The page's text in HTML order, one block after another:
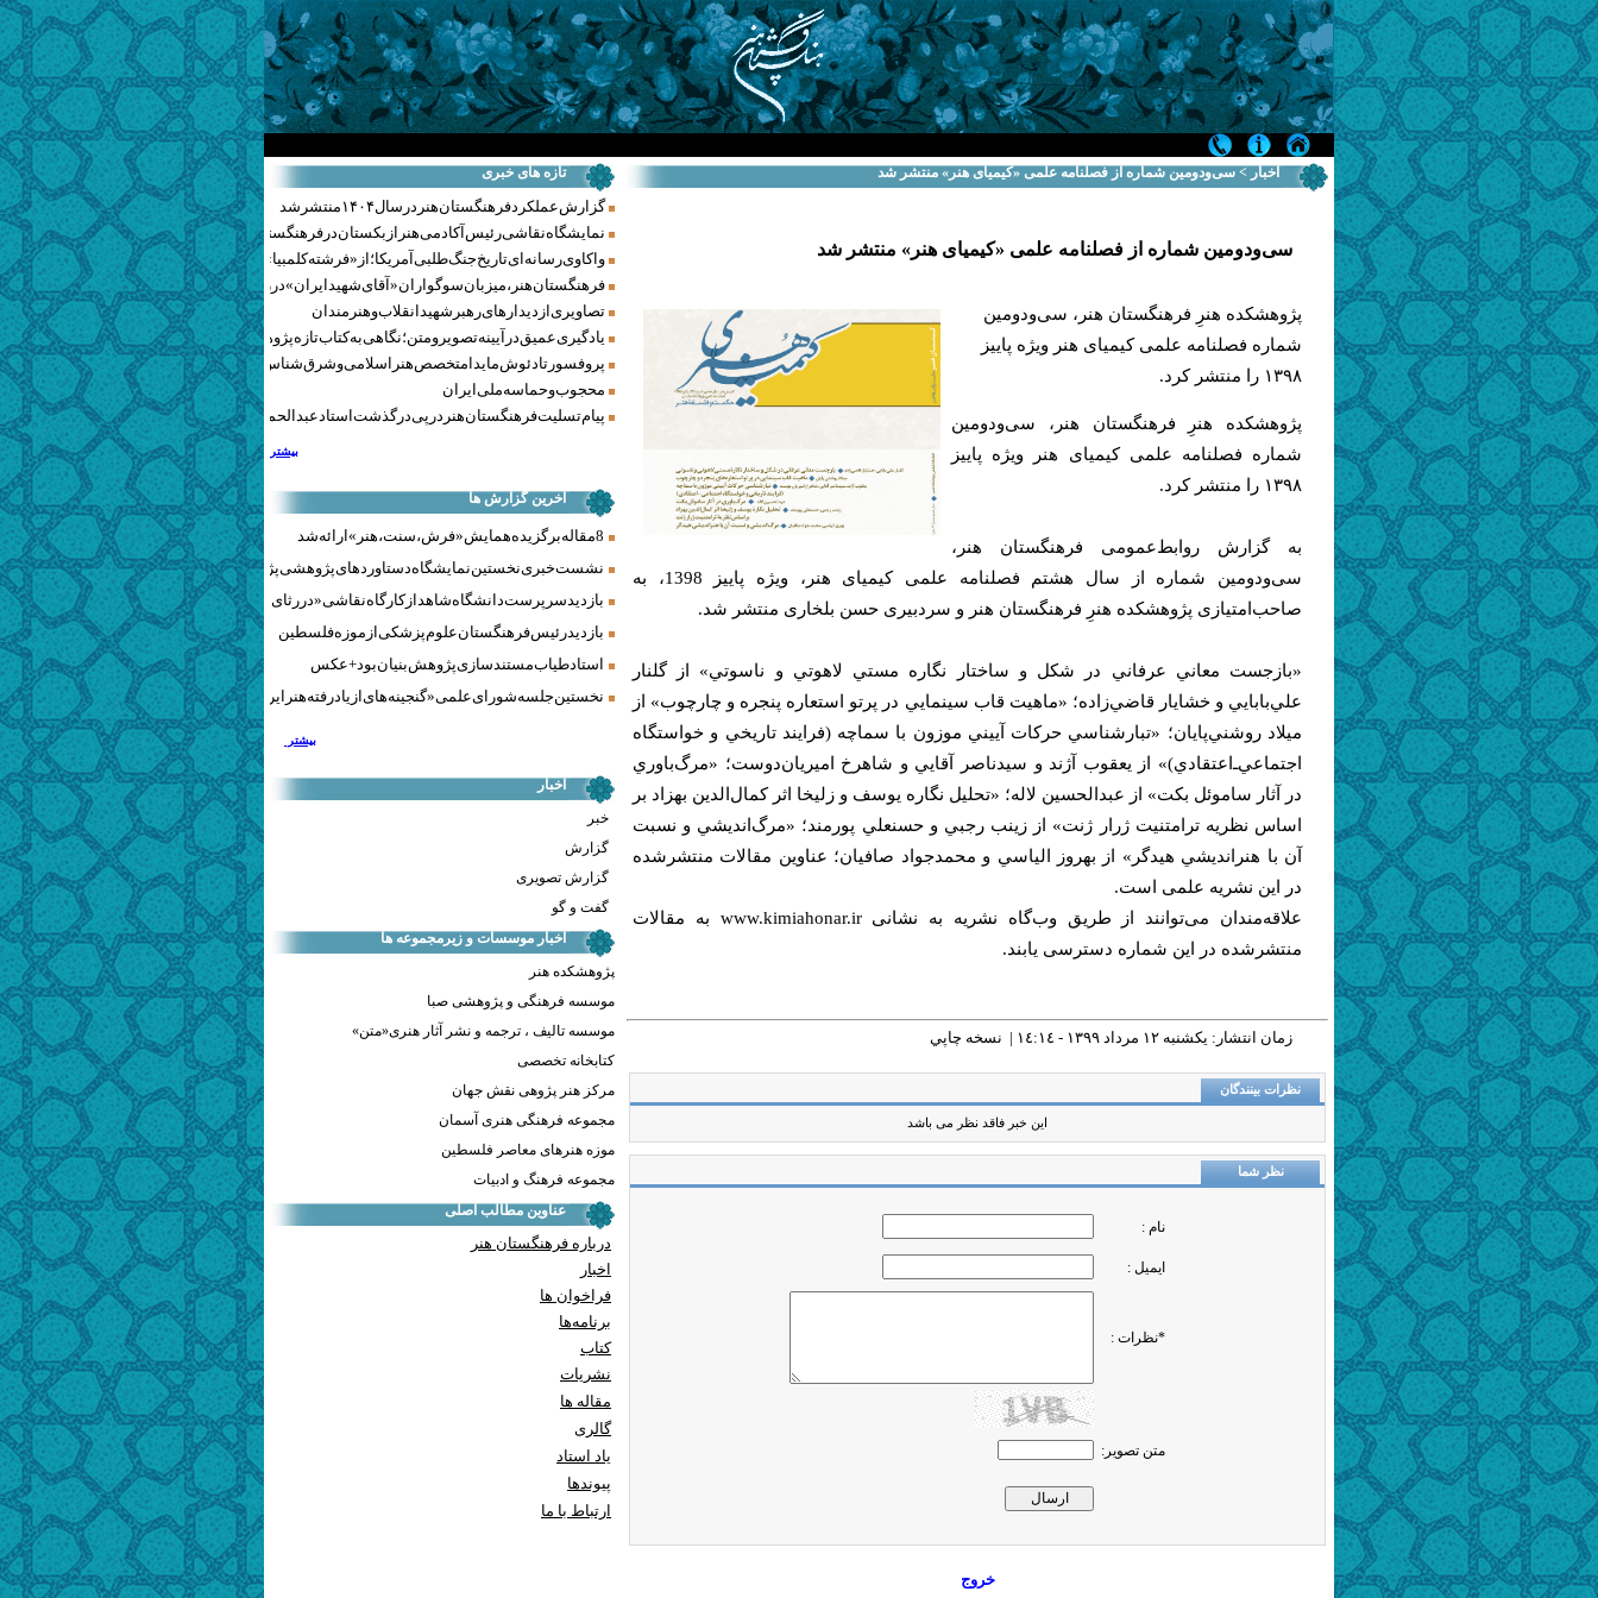
تازه های خبری
گزارش عملکرد فرهنگستان هنر در سال ۱۴۰۴ منتشر شد
نمایشگاه نقاشی رئیس آکادمی هنر ازبکستان در فرهنگستان هنر
واکاوی رسانه‌ای تاریخ جنگ‌طلبی آمریکا؛ از «فرشته کلمبیا» تا پنتاگونیسم هالیوود
فرهنگستان هنر، میزبان سوگواران «آقای شهید ایران» در روزهای وداع شد+ گزارش تصویری
تصاویری از دیدارهای رهبر شهید انقلاب و هنرمندان
یادگیری عمیق در آیینه تصویر و متن؛ نگاهی به کتاب تازه پژوهشکده هنر
پروفسور تادئوش مایدا متخصص هنر اسلامی و شرق‌شناس لهستانی درگذشت
محجوب و حماسه ملی ایران
پیام تسلیت فرهنگستان هنر در پی درگذشت استاد عبدالحمید نقره‌کار
بیشتر
آخرین گزارش ها
8 مقاله برگزیده همایش «فرش، سنت، هنر» ارائه شد
نشست خبری نخستین نمایشگاه دستاوردهای پژوهشی پژوهشگاه‌های هنری
بازدید سرپرست دانشگاه شاهد از کارگاه نقاشی «در رثای سیمرغ تجلی»
بازدید رئیس فرهنگستان علوم پزشکی از موزه فلسطین
استاد طیاب مستندسازی پژوهش‌بنیان بود + عکس
نخستین جلسه شورای علمی «گنجینه‌های ازیادرفته هنر ایران» برگزار شد
بیشتر
اخبار
خبر
گزارش
گزارش تصویری
گفت و گو
اخبار موسسات و زیرمجموعه ها
پژوهشکده هنر
موسسه فرهنگی و پژوهشی صبا
موسسه تالیف ، ترجمه و نشر آثار هنری«متن»
کتابخانه تخصصی
مرکز هنر پژوهی نقش جهان
مجموعه فرهنگی هنری آسمان
موزه هنرهای معاصر فلسطین
مجموعه فرهنگ و ادبیات
عناوین مطالب اصلی
درباره فرهنگستان هنر
اخبار
فراخوان ها
برنامه‌ها
کتاب
نشریات
مقاله ها
گالری
یاد استاد
پيوندها
ارتباط با ما
اخبار > سی‌ودومین شماره از فصلنامه علمی «کیمیای هنر» منتشر شد
سی‌ودومین شماره از فصلنامه علمی «کیمیای هنر» منتشر شد
پژوهشکده هنرِ فرهنگستان هنر، سی‌‌ودومین
شماره فصلنامه علمی کیمیای هنر ویژه پاییز
۱۳۹۸ را منتشر کرد.
پژوهشکده هنرِ فرهنگستان هنر، سی‌‌ودومین
شماره فصلنامه علمی کیمیای هنر ویژه پاییز
۱۳۹۸ را منتشر کرد.
به گزارش روابط‌عمومی فرهنگستان هنر،
سی‌‌ودومین شماره از سال هشتم فصلنامه علمی‌ کیمیای هنر، ویژه پاییز 1398، به
صاحب‌امتیازی پژوهشکده هنرِ فرهنگستان هنر و سردبیری حسن بلخاری منتشر شد.
«بازجست معاني عرفاني در شکل و ساختار نگاره مستي لاهوتي و ناسوتي» از گلنار
علي‌بابايي و خشايار قاضي‌زاده؛ «ماهيت قاب سينمايي در پرتو استعاره پنجره و چارچوب» از
ميلاد روشني‌پايان؛ «تبارشناسي حرکات آييني موزون با سماچه (فرايند تاريخي و خواستگاه
اجتماعي‌ـ‌اعتقادي)» از يعقوب آژند و سيدناصر آقايي و شاهرخ اميريان‌دوست؛ «مرگ‌باوري
در آثار ساموئل بکت» از عبدالحسين لاله؛ «تحليل نگاره يوسف و زليخا اثر کمال‌الدين بهزاد بر
اساس نظريه ترامتنيت ژرار ژنت» از زينب رجبي و حسنعلي پورمند؛ «مرگ‌انديشي و نسبت
آن با هنرانديشي هيدگر» از بهروز الياسي و محمدجواد صافيان؛ عناوین مقالات منتشرشده
در این نشریه علمی است.
علاقه‌مندان می‌توانند از طریق وب‌گاه نشریه به نشانی www.kimiahonar.ir به مقالات
منتشرشده در این شماره دسترسی یابند.
زمان انتشار: يکشنبه ١٢ مرداد ١٣٩٩ - ١٤:١٤ | نسخه چاپي
نظرات بینندگان
این خبر فاقد نظر می باشد
نظر شما
نام :
ایمیل :
*نظرات :
متن تصویر:
خروج